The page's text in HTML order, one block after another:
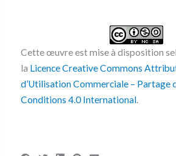
Cette œuvre est mise à disposition
la Licence Creative Commons
d’Utilisation Commerciale – Partage
Conditions 4.0 International.